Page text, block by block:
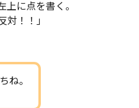
上に点を書く。
！！」
ね。